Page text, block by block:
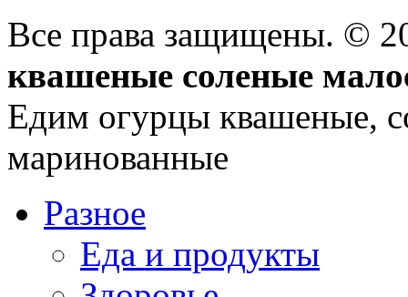
Все права защищены. ©
квашеные соленые
Едим огурцы квашеные,
маринованные
Разное
Еда и продукты